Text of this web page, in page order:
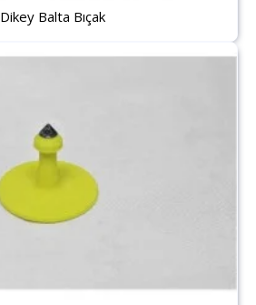
Dikey Balta Bıçak